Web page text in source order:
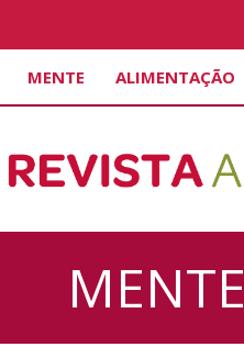
MENTE ALIMENTAÇÃO
MENTE